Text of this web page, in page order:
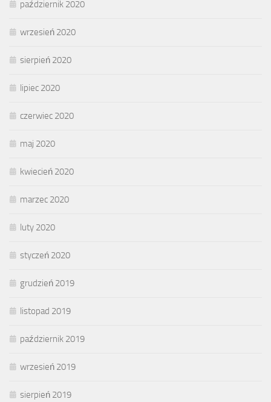
październik 2020
wrzesień 2020
sierpień 2020
lipiec 2020
czerwiec 2020
maj 2020
kwiecień 2020
marzec 2020
luty 2020
styczeń 2020
grudzień 2019
listopad 2019
październik 2019
wrzesień 2019
sierpień 2019